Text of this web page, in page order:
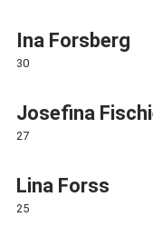
Ina Forsberg
30
Josefina
27
Lina Forss
25